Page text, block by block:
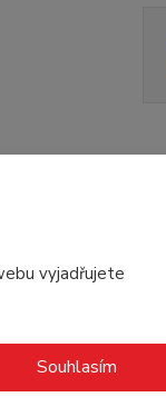
vyjadřujete
Souhlasím
DOPLNĚK